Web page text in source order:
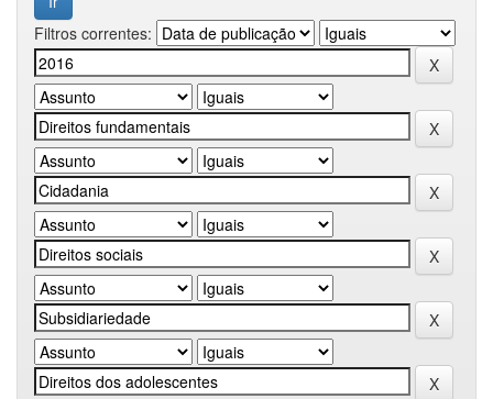
Filtros correntes: